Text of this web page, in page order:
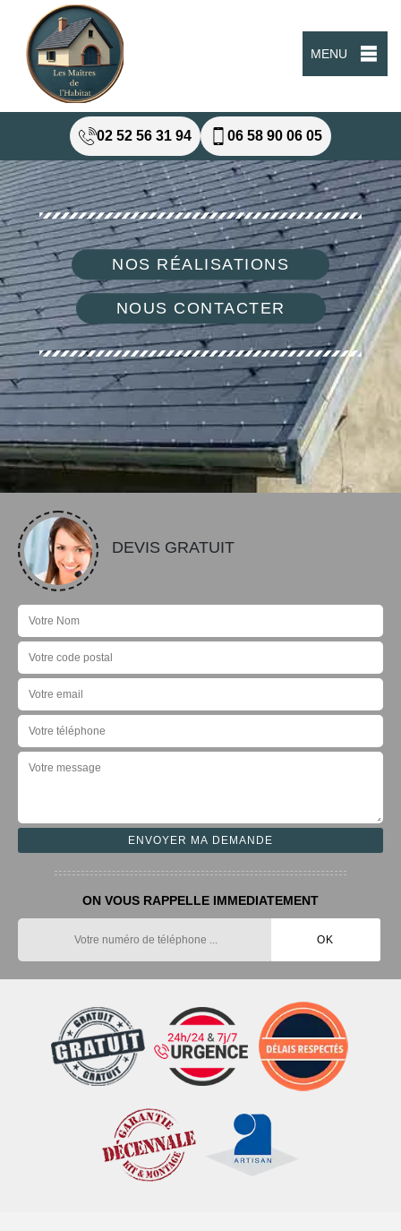
MENU
02 52 56 31 94 06 58 90 06 05
NOS RÉALISATIONS
NOUS CONTACTER
DEVIS GRATUIT
ON VOUS RAPPELLE IMMEDIATEMENT